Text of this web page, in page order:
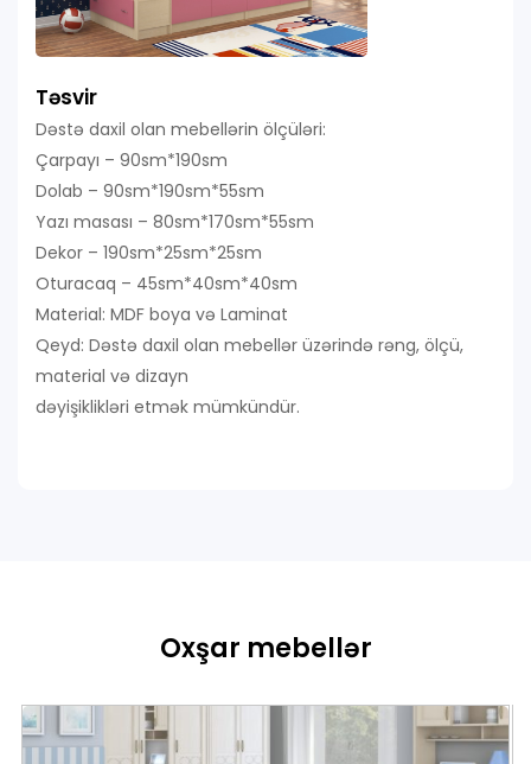
Təsvir
Dəstə daxil olan mebellərin ölçüləri:
Çarpayı – 90sm*190sm
Dolab – 90sm*190sm*55sm
Yazı masası – 80sm*170sm*55sm
Dekor – 190sm*25sm*25sm
Oturacaq – 45sm*40sm*40sm
Material: MDF boya və Laminat
Qeyd: Dəstə daxil olan mebellər üzərində rəng, ölçü,
material və dizayn
dəyişiklikləri etmək mümkündür.
Oxşar mebellər